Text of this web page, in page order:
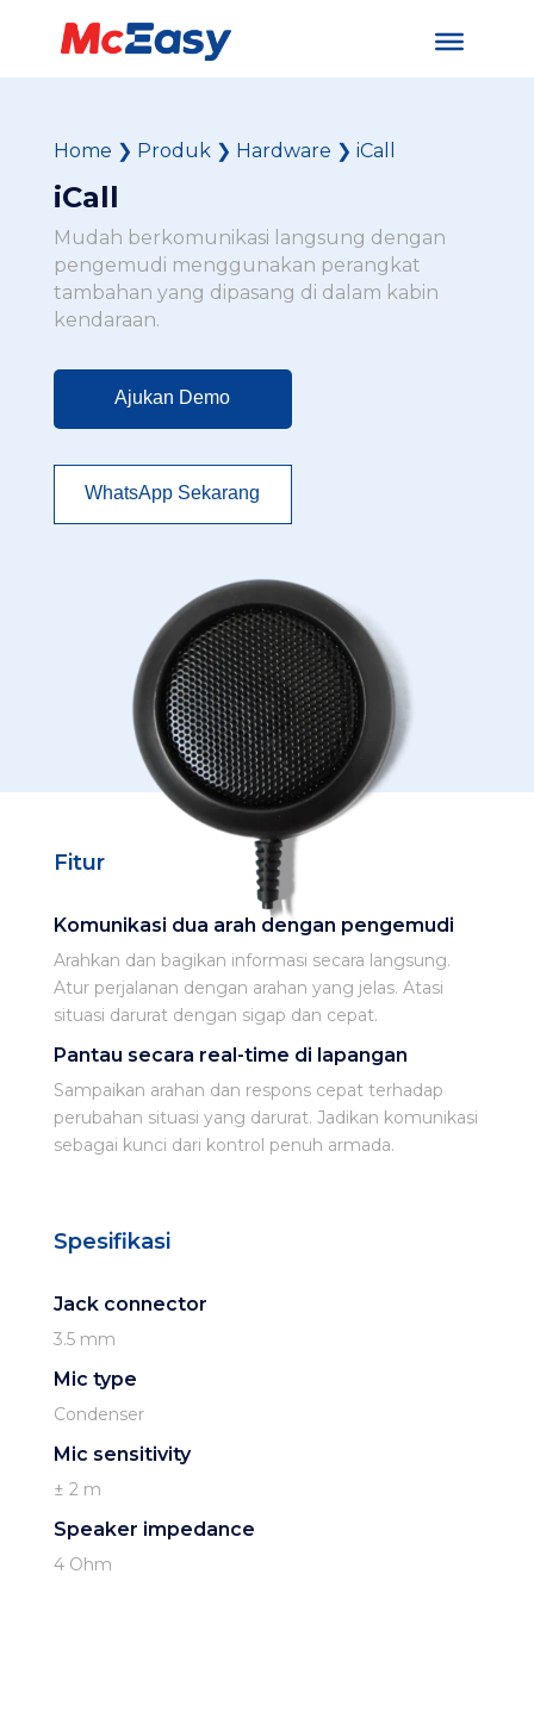
Home ❯ Produk❯ Hardware ❯ iCall
iCall
Mudah berkomunikasi langsung dengan
pengemudi menggunakan perangkat
tambahan yang dipasang di dalam kabin
kendaraan.
Ajukan Demo
WhatsApp Sekarang
Fitur
Komunikasi dua arah dengan pengemudi
Arahkan dan bagikan informasi secara langsung.
Atur perjalanan dengan arahan yang jelas. Atasi
situasi darurat dengan sigap dan cepat.
Pantau secara real-time di lapangan
Sampaikan arahan dan respons cepat terhadap
perubahan situasi yang darurat. Jadikan komunikasi
sebagai kunci dari kontrol penuh armada.
Spesifikasi
Jack connector
3.5 mm
Mic type
Condenser
Mic sensitivity
± 2 m
Speaker impedance
4 Ohm